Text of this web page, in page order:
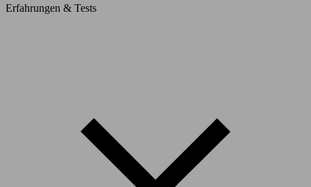
Erfahrungen & Tests